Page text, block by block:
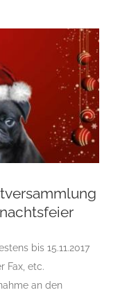
bis 15.11.2017
Fax, etc.
an den